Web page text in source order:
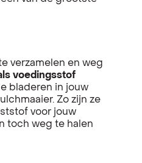
verzamelen en weg
voedingsstof
bladeren in jouw
Zo zijn ze
voor jouw
toch weg te halen